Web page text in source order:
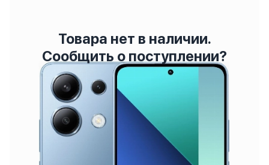
Товара нет в наличии.
Сообщить о поступлении?